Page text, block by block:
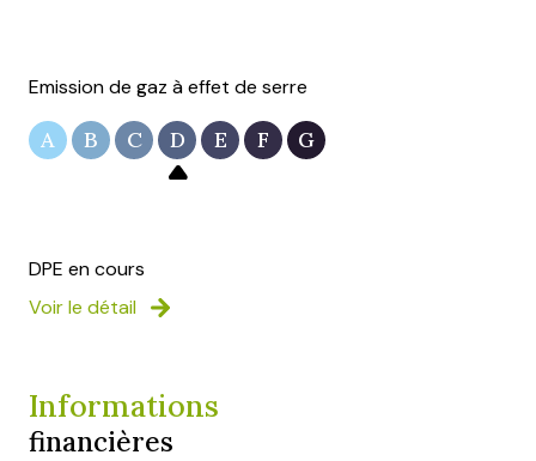
Emission de gaz à effet de serre
A B C D E F G
DPE en cours
Voir le détail
Informations
financières